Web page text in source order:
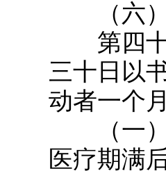
（六）
第四十
三十日以
动者一个
（一）
医疗期满